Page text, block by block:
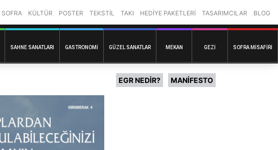
SOFRA KÜLTÜR POSTER TEKSTİL TAKI HEDİYE PAKETLERİ TASARIMCILAR BLOG
SAHNE SANATLARI GASTRONOMI GÜZEL SANATLAR MEKAN GEZI SOFRA MISAFIRI
EGR NEDİR? MANİFESTO